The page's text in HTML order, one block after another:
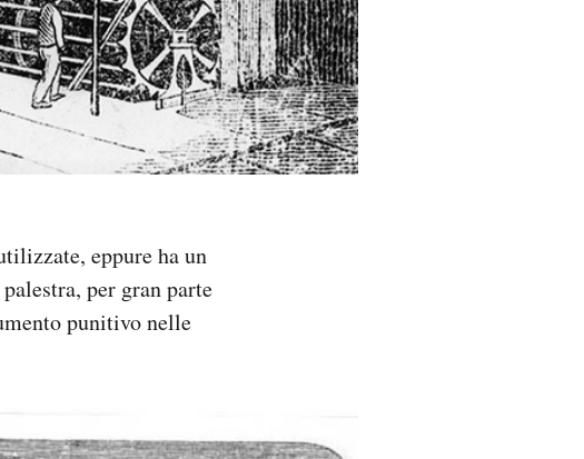
eppure ha un
per gran parte
punitivo nelle